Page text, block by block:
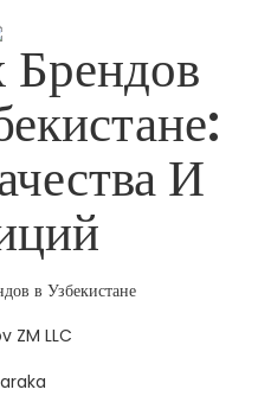
И
в Узбекистане
ZM LLC